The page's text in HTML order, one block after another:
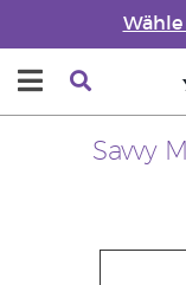
Savvy